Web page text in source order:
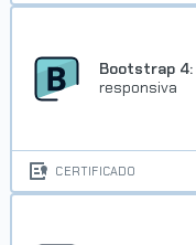
Bootstrap 4:
responsiva
CERTIFICADO